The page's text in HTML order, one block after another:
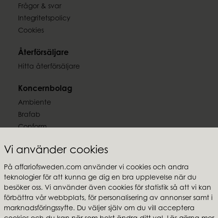
Vi använder cookies
På affariofsweden.com använder vi cookies och andra
teknologier för att kunna ge dig en bra upplevelse när du
besöker oss. Vi använder även cookies för statistik så att vi kan
förbättra vår webbplats, för personalisering av annonser samt i
marknadsföringssyfte. Du väljer själv om du vill acceptera
Material
Stengods
7332793195179
2,00 kg
Frågor & svar
Integritetspolicy
Cookies
Återförsäljare
Hitta återförsäljare
Koncernbolag
Ambiente
Brafab
Conform
MTI
Följ oss